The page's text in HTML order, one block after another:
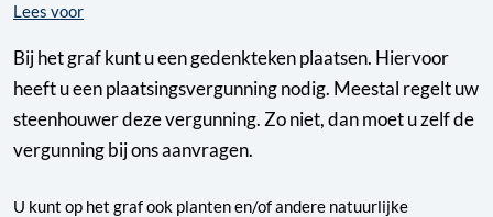
Lees voor
Bij het graf kunt u een gedenkteken plaatsen. Hiervoor
heeft u een plaatsingsvergunning nodig. Meestal regelt uw
steenhouwer deze vergunning. Zo niet, dan moet u zelf de
vergunning bij ons aanvragen.
U kunt op het graf ook planten en/of andere natuurlijke